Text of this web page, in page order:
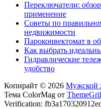
Переключатели:
применение
Советы по
недвижимости
Пароконвектомат в
Как выбрать
Гидравлические
удобство
Копирайт © 2026 Мужской
Тема ColorMag от
Verification: